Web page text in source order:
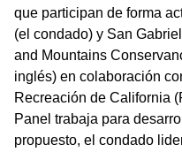
que participan de forma
(el condado) y San
and Mountains
inglés) en colaboración
Recreación de California
Panel trabaja para
propuesto, el condado